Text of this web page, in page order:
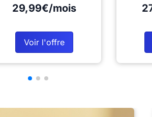
29,99€/mois
Voir l'offre